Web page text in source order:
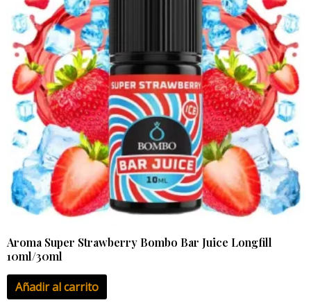
Aroma Super Strawberry Bombo Bar Juice Longfill
10ml/30ml
Añadir al carrito